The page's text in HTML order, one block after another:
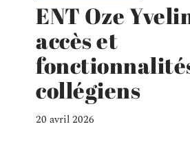
ENT Oze
accès et
collégiens
20 avril 2026